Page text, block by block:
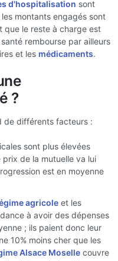
d'hospitalisation sont
montants engagés sont
que le reste à charge est
rembourse par ailleurs
et les médicaments.
?
de différents facteurs :
sont plus élevées
prix de la mutuelle va lui
est en moyenne
agricole et les
à avoir des dépenses
; ils paient donc leur
10% moins cher que les
Alsace Moselle couvre